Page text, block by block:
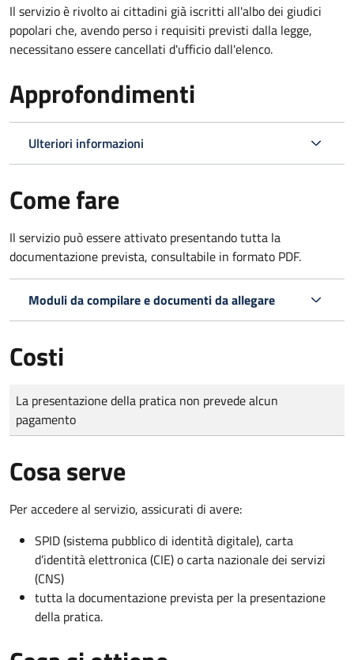
Il servizio è rivolto ai cittadini già iscritti all'albo dei giudici
popolari che, avendo perso i requisiti previsti dalla legge,
necessitano essere cancellati d'ufficio dall'elenco.
Approfondimenti
Ulteriori informazioni
Come fare
Il servizio può essere attivato presentando tutta la
documentazione prevista, consultabile in formato PDF.
Moduli da compilare e documenti da allegare
Costi
Tipo di pagamento
Importo
La presentazione della pratica non prevede alcun
pagamento
Cosa serve
Per accedere al servizio, assicurati di avere:
SPID (sistema pubblico di identità digitale), carta
d’identità elettronica (CIE) o carta nazionale dei servizi
(CNS)
tutta la documentazione prevista per la presentazione
della pratica.